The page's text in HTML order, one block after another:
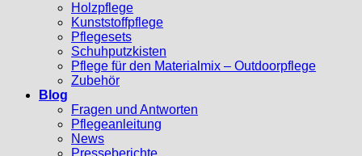
Holzpflege
Kunststoffpflege
Pflegesets
Schuhputzkisten
Pflege für den Materialmix – Outdoorpflege
Zubehör
Blog
Fragen und Antworten
Pflegeanleitung
News
Presseberichte